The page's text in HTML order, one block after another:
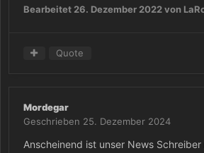
Bearbeitet 26. Dezember 2022von
Quote
Mordegar
Geschrieben 25. Dezember 2024
Anscheinend ist unser News